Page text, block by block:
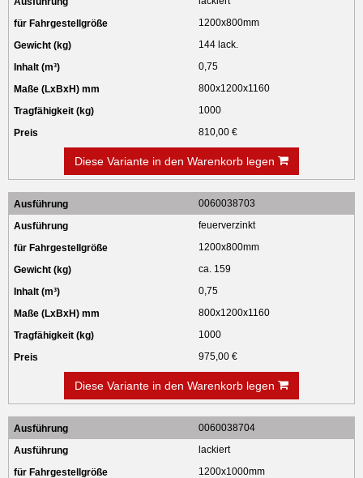
1200x800mm
144 lack.
0,75
800x1200x1160
1000
810,00 €
Diese Variante in den Warenkorb legen
0060038703
feuerverzinkt
1200x800mm
ca. 159
0,75
800x1200x1160
1000
975,00 €
Diese Variante in den Warenkorb legen
0060038704
lackiert
1200x1000mm